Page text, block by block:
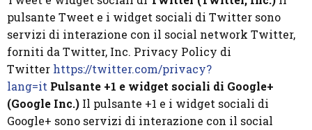
pulsante Tweet e i widget sociali di Twitter sono
servizi di interazione con il social network Twitter,
forniti da Twitter, Inc. Privacy Policy di
Twitter https://twitter.com/privacy?
lang=it Pulsante +1 e widget sociali di Google+
(Google Inc.) Il pulsante +1 e i widget sociali di
Google+ sono servizi di interazione con il social